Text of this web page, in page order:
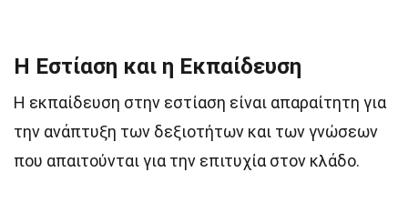
Η Εστίαση και η Εκπαίδευση
Η εκπαίδευση στην εστίαση είναι απαραίτητη για
την ανάπτυξη των δεξιοτήτων και των γνώσεων
που απαιτούνται για την επιτυχία στον κλάδο.